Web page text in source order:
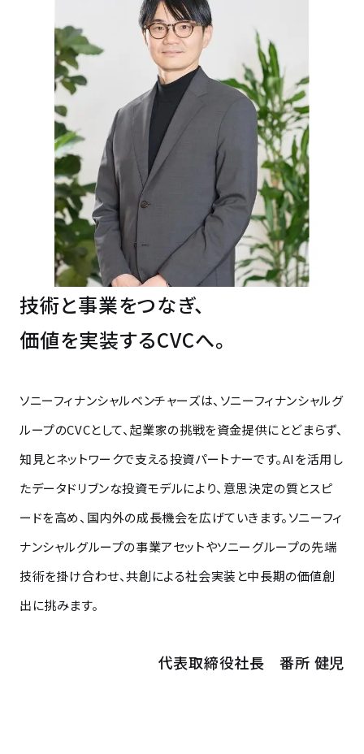
技術と事業をつなぎ、
価値を実装するCVCへ。
ソニーフィナンシャルベンチャーズは、ソニーフィナンシャルグ
ループのCVCとして、起業家の挑戦を資金提供にとどまらず、
知見とネットワークで支える投資パートナーです。AIを活用し
たデータドリブンな投資モデルにより、意思決定の質とスピ
ードを高め、国内外の成長機会を広げていきます。ソニーフィ
ナンシャルグループの事業アセットやソニーグループの先端
技術を掛け合わせ、共創による社会実装と中長期の価値創
出に挑みます。
代表取締役社長 番所 健児